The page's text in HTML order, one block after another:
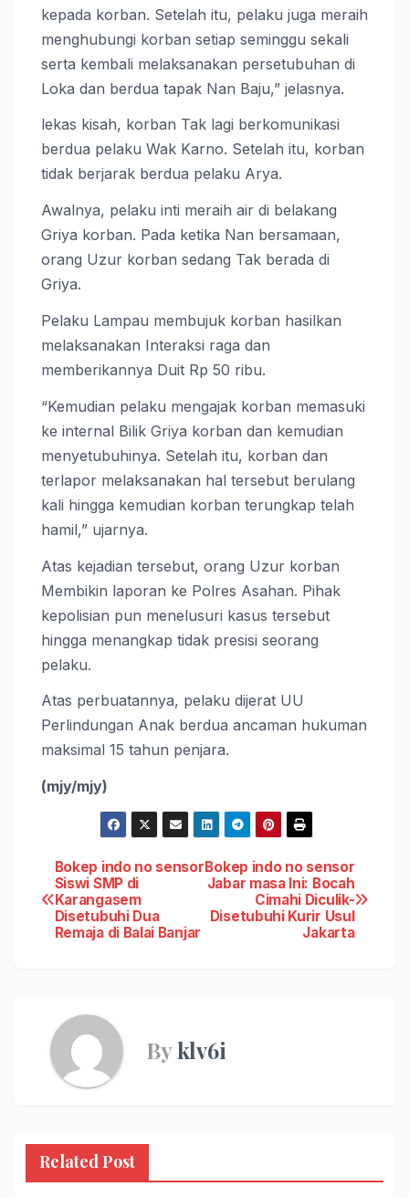
kepada korban. Setelah itu, pelaku juga meraih
menghubungi korban setiap seminggu sekali
serta kembali melaksanakan persetubuhan di
Loka dan berdua tapak Nan Baju,” jelasnya.
lekas kisah, korban Tak lagi berkomunikasi
berdua pelaku Wak Karno. Setelah itu, korban
tidak berjarak berdua pelaku Arya.
Awalnya, pelaku inti meraih air di belakang
Griya korban. Pada ketika Nan bersamaan,
orang Uzur korban sedang Tak berada di
Griya.
Pelaku Lampau membujuk korban hasilkan
melaksanakan Interaksi raga dan
memberikannya Duit Rp 50 ribu.
“Kemudian pelaku mengajak korban memasuki
ke internal Bilik Griya korban dan kemudian
menyetubuhinya. Setelah itu, korban dan
terlapor melaksanakan hal tersebut berulang
kali hingga kemudian korban terungkap telah
hamil,” ujarnya.
Atas kejadian tersebut, orang Uzur korban
Membikin laporan ke Polres Asahan. Pihak
kepolisian pun menelusuri kasus tersebut
hingga menangkap tidak presisi seorang
pelaku.
Atas perbuatannya, pelaku dijerat UU
Perlindungan Anak berdua ancaman hukuman
maksimal 15 tahun penjara.
(mjy/mjy)
Post
navigation
Bokep indo no sensor
Jabar masa Ini: Bocah
Cimahi Diculik-
Disetubuhi Kurir Usul
Jakarta
Bokep indo no sensor
Siswi SMP di
Karangasem
Disetubuhi Dua
Remaja di Balai Banjar
Byklv6i
Related Post